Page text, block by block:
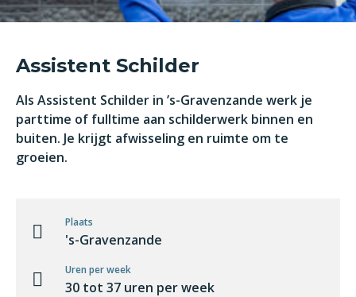
Assistent Schilder
Als Assistent Schilder in ’s-Gravenzande werk je
parttime of fulltime aan schilderwerk binnen en
buiten. Je krijgt afwisseling en ruimte om te
groeien.
Plaats
's-Gravenzande
Uren per week
30 tot 37 uren per week